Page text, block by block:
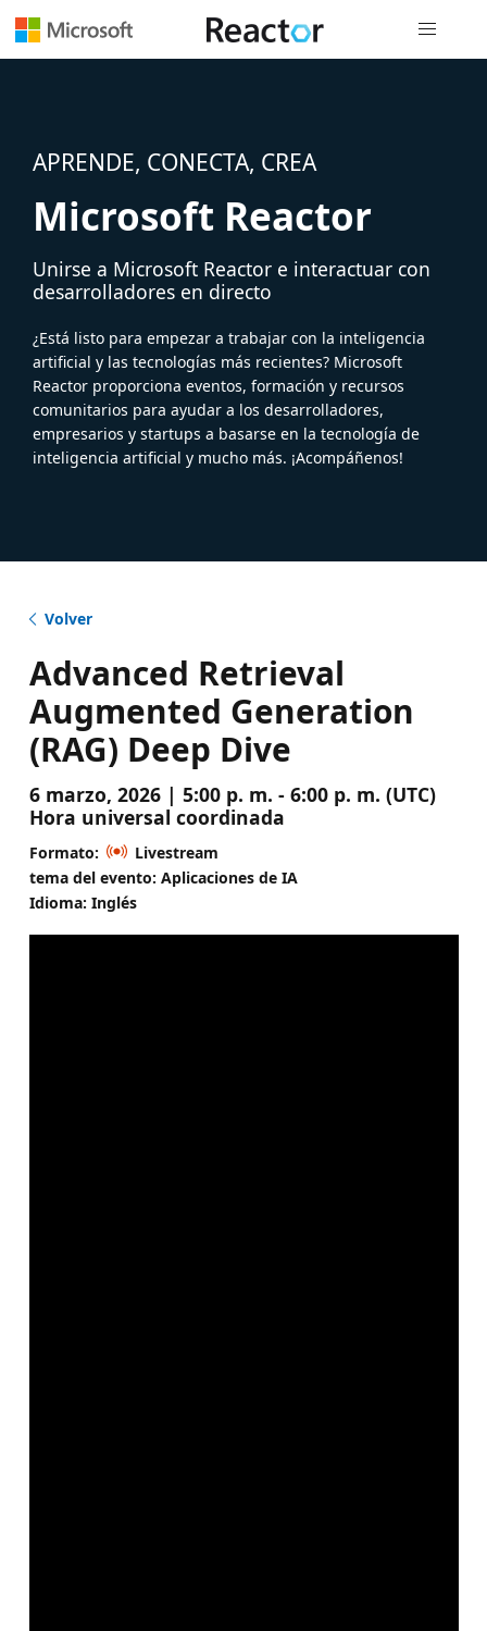
APRENDE, CONECTA, CREA
Microsoft Reactor
Unirse a Microsoft Reactor e interactuar con
desarrolladores en directo
¿Está listo para empezar a trabajar con la inteligencia
artificial y las tecnologías más recientes? Microsoft
Reactor proporciona eventos, formación y recursos
comunitarios para ayudar a los desarrolladores,
empresarios y startups a basarse en la tecnología de
inteligencia artificial y mucho más. ¡Acompáñenos!
Volver
Advanced Retrieval
Augmented Generation
(RAG) Deep Dive
6 marzo, 2026 | 5:00 p. m. - 6:00 p. m. (UTC)
Hora universal coordinada
Formato:
Livestream
tema del evento: Aplicaciones de IA
Idioma: Inglés